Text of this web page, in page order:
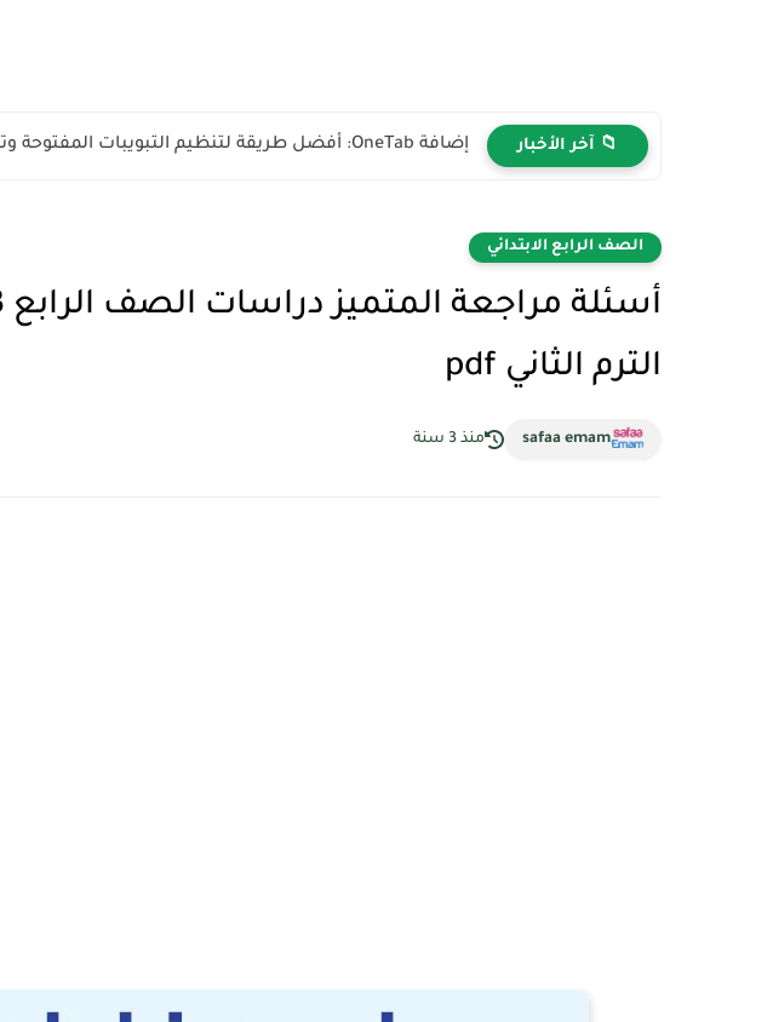
📁 آخر الأخبار إضافة OneTab: أفضل طريقة لتنظيم التبويبات المفتوحة وتوفير الرام في...
الصف الرابع الابتدائي
الترم الثاني pdf
safaa emam منذ 3 سنة